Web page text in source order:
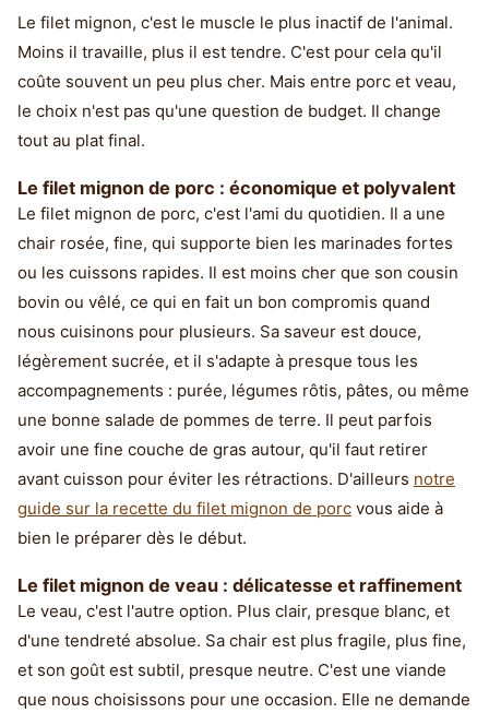
Le filet mignon, c'est le muscle le plus inactif de l'animal.
Moins il travaille, plus il est tendre. C'est pour cela qu'il
coûte souvent un peu plus cher. Mais entre porc et veau,
le choix n'est pas qu'une question de budget. Il change
tout au plat final.
Le filet mignon de porc : économique et polyvalent
Le filet mignon de porc, c'est l'ami du quotidien. Il a une
chair rosée, fine, qui supporte bien les marinades fortes
ou les cuissons rapides. Il est moins cher que son cousin
bovin ou vêlé, ce qui en fait un bon compromis quand
nous cuisinons pour plusieurs. Sa saveur est douce,
légèrement sucrée, et il s'adapte à presque tous les
accompagnements : purée, légumes rôtis, pâtes, ou même
une bonne salade de pommes de terre. Il peut parfois
avoir une fine couche de gras autour, qu'il faut retirer
avant cuisson pour éviter les rétractions. D'ailleurs notre
guide sur la recette du filet mignon de porc vous aide à
bien le préparer dès le début.
Le filet mignon de veau : délicatesse et raffinement
Le veau, c'est l'autre option. Plus clair, presque blanc, et
d'une tendreté absolue. Sa chair est plus fragile, plus fine,
et son goût est subtil, presque neutre. C'est une viande
que nous choisissons pour une occasion. Elle ne demande